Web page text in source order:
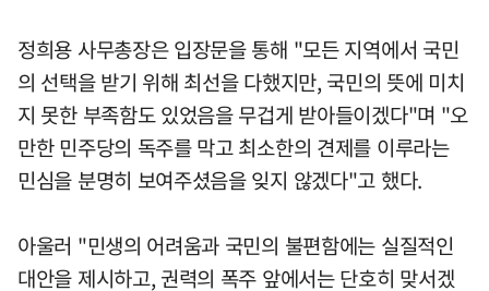
정희용 사무총장은 입장문을 통해 "모든 지역에서 국민
의 선택을 받기 위해 최선을 다했지만, 국민의 뜻에 미치
지 못한 부족함도 있었음을 무겁게 받아들이겠다"며 "오
만한 민주당의 독주를 막고 최소한의 견제를 이루라는
민심을 분명히 보여주셨음을 잊지 않겠다"고 했다.
아울러 "민생의 어려움과 국민의 불편함에는 실질적인
대안을 제시하고, 권력의 폭주 앞에서는 단호히 맞서겠